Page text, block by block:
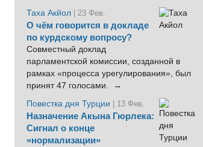
Таха Акйол | 23 Фев.
О чём говорится в докладе
по курдскому вопросу?
Совместный доклад
парламентской комиссии, созданной в
рамках «процесса урегулирования», был
принят 47 голосами. →
Повестка дня Турции
| 13 Фев.
Назначение Акына Гюрлека:
Сигнал о конце
«нормализации»